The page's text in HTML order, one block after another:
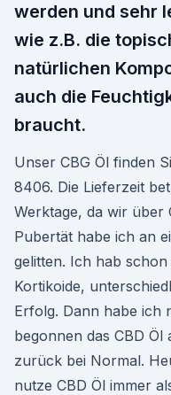
werden und sehr
wie z.B. die
natürlichen
auch die
braucht.
Unser CBG Öl finden
8406. Die Lieferzeit
Werktage, da wir über
Pubertät habe ich an
gelitten. Ich hab
Kortikoide,
Erfolg. Dann habe ich
begonnen das CBD
zurück bei Normal.
nutze CBD Öl immer